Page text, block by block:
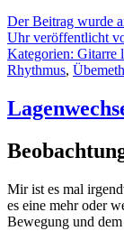
Der Beitrag wurde
Uhr veröffentlicht
Kategorien: Gitarre
Rhythmus,
Mir ist es mal
es eine mehr oder
Bewegung und